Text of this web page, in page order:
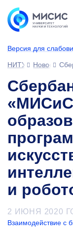
Версия для
НИТУ МИСИС
Новости
и
2 ИЮНЯ 2020
Взаимодействие с